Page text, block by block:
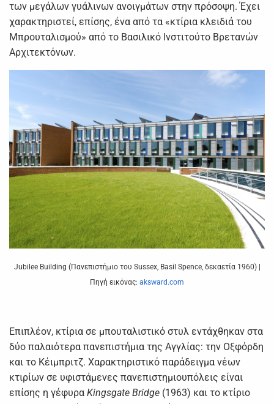
των μεγάλων γυάλινων ανοιγμάτων στην πρόσοψη. Έχει
χαρακτηριστεί, επίσης, ένα από τα «κτίρια κλειδιά του
Μπρουταλισμού» από το Βασιλικό Ινστιτούτο Βρετανών
Αρχιτεκτόνων.
Jubilee Building (Πανεπιστήμιο του Sussex, Basil Spence, δεκαετία 1960) |
Πηγή εικόνας: aksward.com
Επιπλέον, κτίρια σε μπουταλιστικό στυλ εντάχθηκαν στα
δύο παλαιότερα πανεπιστήμια της Αγγλίας: την Οξφόρδη
και το Κέιμπριτζ. Χαρακτηριστικό παράδειγμα νέων
κτιρίων σε υφιστάμενες πανεπιστημιουπόλεις είναι
επίσης η γέφυρα Kingsgate Bridge (1963) και το κτίριο